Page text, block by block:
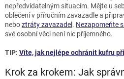
nepředvídatelným situacím. Mějte u
oblečení v příručním zavazadle a
neboztráty zavazadel . Nezapomeňte
své osobní věci není nic příjemného.
TIP: Víte, jak nejlépe ochránit kufru
Krok za krokem: Jak